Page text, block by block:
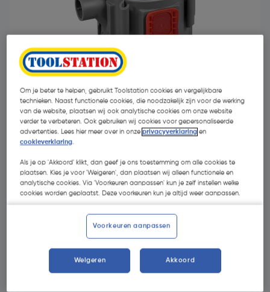
€ 2,19 | Excl. btw € 1,81
Kies productvariant(1)
Selecteer winkel - Bekijk voorraadniveaus en haal binnen 10
minuten op
Om je beter te helpen, gebruikt Toolstation cookies en vergelijkbare
technieken. Naast functionele cookies, die noodzakelijk zijn voor de werking
van de website, plaatsen wij ook analytische cookies om onze website
verder te verbeteren. Ook gebruiken wij cookies voor gepersonaliseerde
advertenties. Lees hier meer over in onzeprivacyverklaring en
cookieverklaring.
Als je op 'Akkoord' klikt, dan geef je ons toestemming om alle cookies te
plaatsen. Kies je voor 'Weigeren', dan plaatsen wij alleen functionele en
analytische cookies. Via 'Voorkeuren aanpassen' kun je zelf instellen welke
cookies worden geplaatst. Deze voorkeuren kun je altijd weer aanpassen.
Voorkeuren aanpassen
Weigeren Akkoord